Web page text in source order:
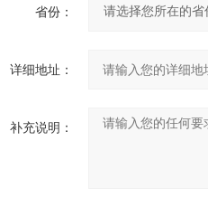
省份：
详细地址：
补充说明：